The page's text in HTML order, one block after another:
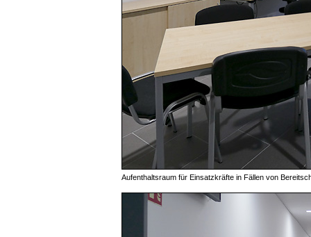
Aufenthaltsraum für Einsatzkräfte in Fällen von